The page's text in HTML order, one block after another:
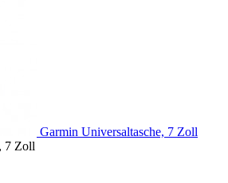
Garmin Universaltasche, 7 Zoll
7 Zoll